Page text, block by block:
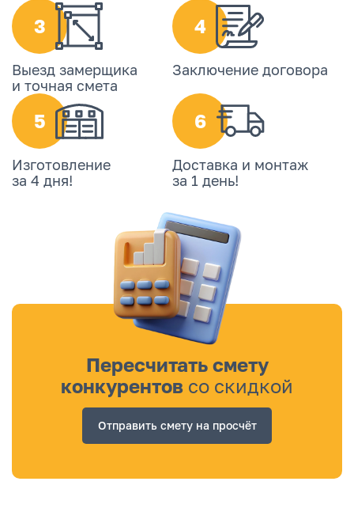
3
Выезд замерщика
и точная смета
4
Заключение договора
5
Изготовление
за 4 дня!
6
Доставка и монтаж
за 1 день!
Пересчитать смету
конкурентов со скидкой
Отправить смету на просчёт